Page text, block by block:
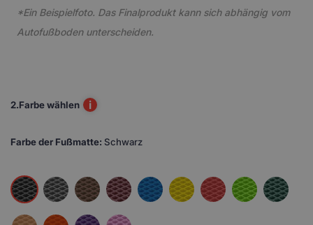
*Ein Beispielfoto. Das Finalprodukt kann sich abhängig vom
Autofußboden unterscheiden.
2.Farbe wählen i
Farbe der Fußmatte: Schwarz